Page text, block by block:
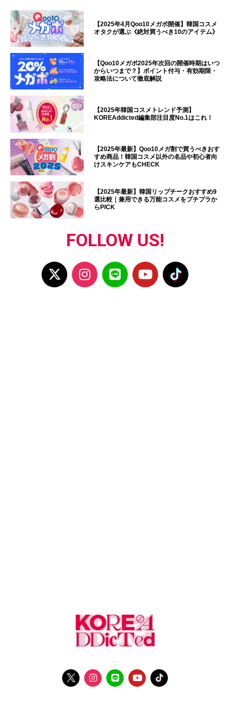
【2025年4月Qoo10メガポ開催】韓国コスメ
オタクが選ぶ《絶対買うべき10のアイテム》
【Qoo10メガポ2025年次回の開催時期はいつ
からいつまで？】ポイント付与・有効期限・
攻略法について徹底解説
【2025年韓国コスメトレンド予測】
KOREAddicted編集部注目度No.1はこれ！
【2025年最新】Qoo10メガ割で買うべきおす
すめ商品！韓国コスメ以外の名品や初心者向
けスキンケアもCHECK
【2025年最新】韓国リップチークおすすめ9
選比較｜兼用できる万能コスメをプチプラか
らPICK
FOLLOW US!